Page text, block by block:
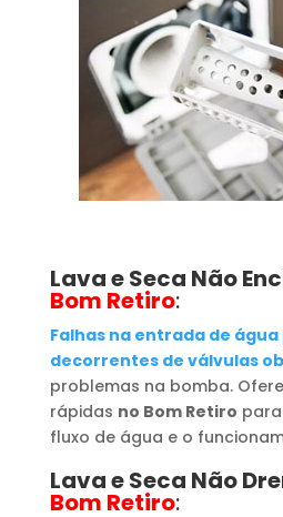
Lava e Seca Não
Bom Retiro:
Falhas na entrada de
decorrentes de válvulas
problemas na bomba.
rápidas no Bom Retiro
fluxo de água e o
Lava e Seca Não
Bom Retiro: